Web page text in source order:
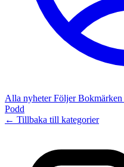
Alla nyheterFöljerBokmärken
Podd
← Tillbaka till kategorier